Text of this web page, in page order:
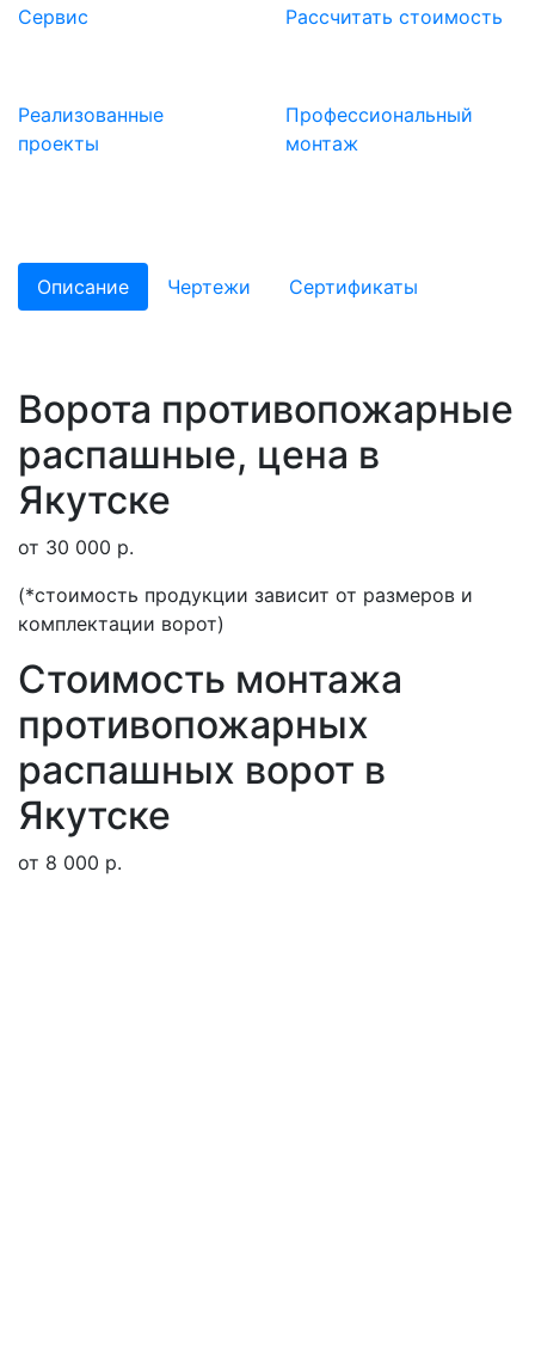
Сервис Расcчитать стоимость
Реализованные
проекты
Профессиональный
монтаж
Описание Чертежи Сертификаты
Ворота противопожарные
распашные, цена в
Якутске
от 30 000 р.
(*стоимость продукции зависит от размеров и
комплектации ворот)
Стоимость монтажа
противопожарных
распашных ворот в
Якутске
от 8 000 р.